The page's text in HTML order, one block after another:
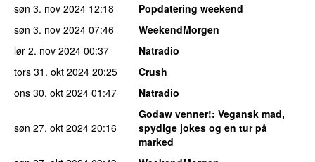
søn 3. nov 2024 12:18
Popdatering weekend
søn 3. nov 2024 07:46
WeekendMorgen
lør 2. nov 2024 00:37
Natradio
tors 31. okt 2024 20:25
Crush
ons 30. okt 2024 01:47 Natradio
søn 27. okt 2024 20:16
Godaw venner!: Vegansk mad,
spydige jokes og en tur på
marked